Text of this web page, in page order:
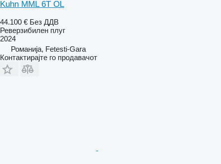
Kuhn MML 6T OL
44.100 € Без ДДВ
Реверзибилен плуг
2024
Романија, Fetesti-Gara
Контактирајте го продавачот